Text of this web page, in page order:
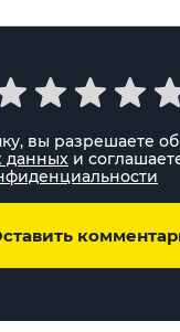
вы разрешаете
данных и